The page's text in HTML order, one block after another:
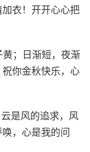
衣！开开心心把
；日渐短，夜渐
你金秋快乐，心
是风的追求，风
，心是我的问